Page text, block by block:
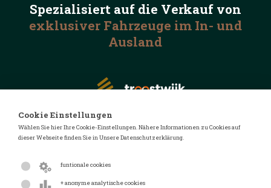
Spezialisiert auf die Verkauf von
exklusiver Fahrzeuge im In- und
Ausland
© 2026 Automotive Auctions
Datenschutzerklärung
Cookie Einstellungen
Wählen Sie hier Ihre Cookie-Einstellungen. Nähere Informationen zu Cookies auf
dieser Webseite finden Sie in Unsere Datenschutzerklärung.
funtionale cookies
+ anonyme analytische cookies